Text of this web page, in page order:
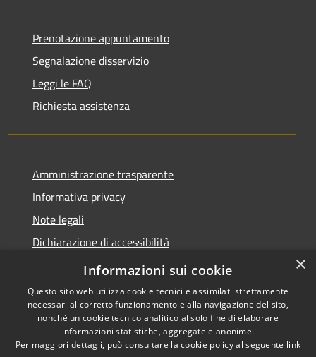
Prenotazione appuntamento
Segnalazione disservizio
Leggi le FAQ
Richiesta assistenza
Amministrazione trasparente
Informativa privacy
Note legali
Dichiarazione di accessibilità
Moduli Privacy Amministrazione trasparente
Accessibilità
Copyright © 2026 • Comune di
Limana • Powered by
×
Informazioni sui cookie
Questo sito web utilizza cookie tecnici e assimilati strettamente
necessari al corretto funzionamento e alla navigazione del sito,
nonché un cookie tecnico analitico al solo fine di elaborare
informazioni statistiche, aggregate e anonime.
Per maggiori dettagli, può consultare la cookie policy al seguente link